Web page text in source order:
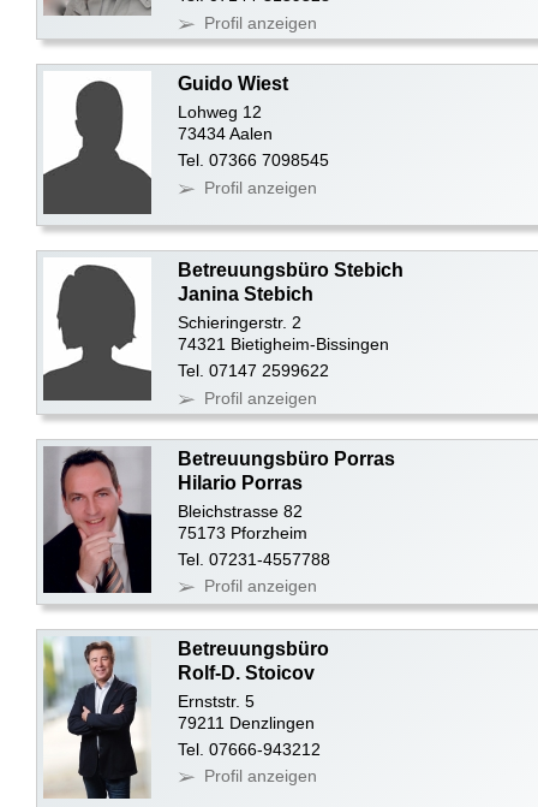
Profil anzeigen
Guido Wiest
Lohweg 12
73434 Aalen
Tel. 07366 7098545
Profil anzeigen
Betreuungsbüro Stebich
Janina Stebich
Schieringerstr. 2
74321 Bietigheim-Bissingen
Tel. 07147 2599622
Profil anzeigen
Betreuungsbüro Porras
Hilario Porras
Bleichstrasse 82
75173 Pforzheim
Tel. 07231-4557788
Profil anzeigen
Betreuungsbüro
Rolf-D. Stoicov
Ernststr. 5
79211 Denzlingen
Tel. 07666-943212
Profil anzeigen